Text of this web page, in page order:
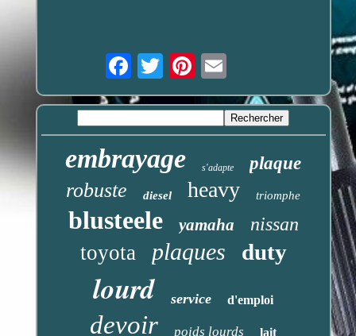
Email
embrayage s'adapte plaque
robuste diesel heavy triomphe
blusteele yamaha nissan
toyota plaques duty
lourd service d'emploi
devoir poids lourds lait